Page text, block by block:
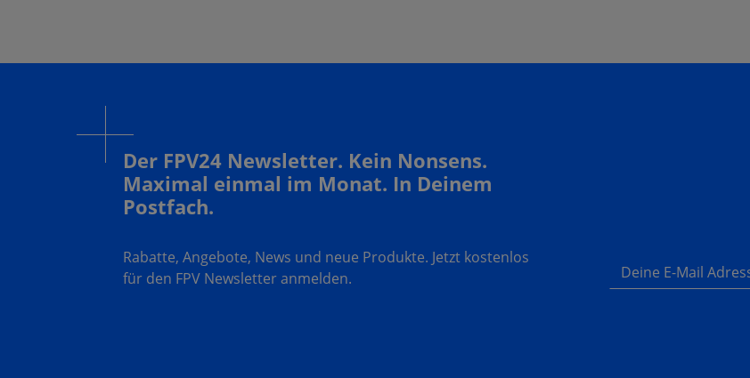
Der FPV24 Newsletter. Kein Nonsens.
Maximal einmal im Monat. In Deinem
Postfach.
Rabatte, Angebote, News und neue Produkte. Jetzt kostenlos
für den FPV Newsletter anmelden.
Deine E-Mail Adresse